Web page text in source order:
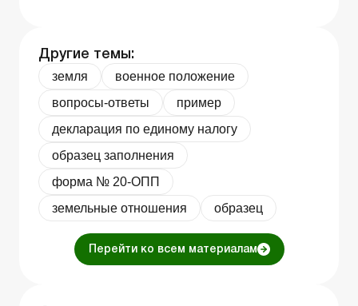
Другие темы:
земля
военное положение
вопросы-ответы
пример
декларация по единому налогу
образец заполнения
форма № 20-ОПП
земельные отношения
образец
Перейти ко всем материалам